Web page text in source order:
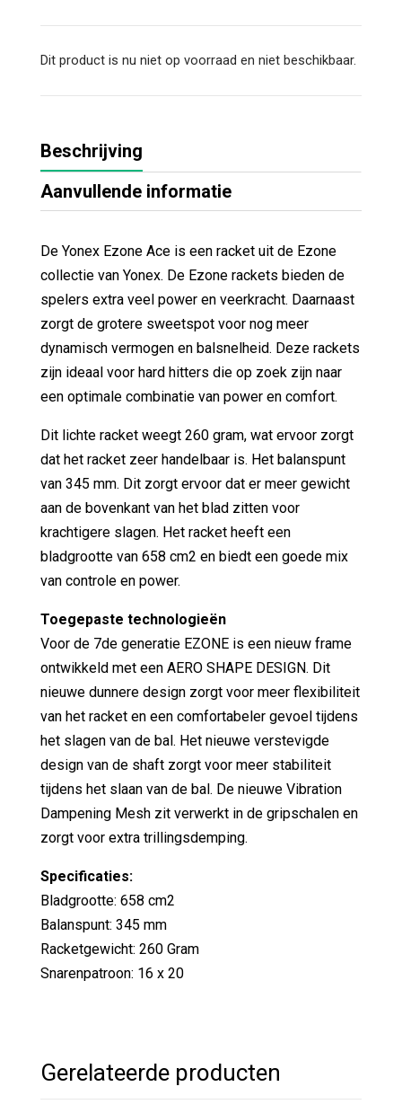
Dit product is nu niet op voorraad en niet beschikbaar.
Beschrijving
Aanvullende informatie
De Yonex Ezone Ace is een racket uit de Ezone
collectie van Yonex. De Ezone rackets bieden de
spelers extra veel power en veerkracht. Daarnaast
zorgt de grotere sweetspot voor nog meer
dynamisch vermogen en balsnelheid. Deze rackets
zijn ideaal voor hard hitters die op zoek zijn naar
een optimale combinatie van power en comfort.
Dit lichte racket weegt 260 gram, wat ervoor zorgt
dat het racket zeer handelbaar is. Het balanspunt
van 345 mm. Dit zorgt ervoor dat er meer gewicht
aan de bovenkant van het blad zitten voor
krachtigere slagen. Het racket heeft een
bladgrootte van 658 cm2 en biedt een goede mix
van controle en power.
Toegepaste technologieën
Voor de 7de generatie EZONE is een nieuw frame
ontwikkeld met een AERO SHAPE DESIGN. Dit
nieuwe dunnere design zorgt voor meer flexibiliteit
van het racket en een comfortabeler gevoel tijdens
het slagen van de bal. Het nieuwe verstevigde
design van de shaft zorgt voor meer stabiliteit
tijdens het slaan van de bal. De nieuwe Vibration
Dampening Mesh zit verwerkt in de gripschalen en
zorgt voor extra trillingsdemping.
Specificaties:
Bladgrootte: 658 cm2
Balanspunt: 345 mm
Racketgewicht: 260 Gram
Snarenpatroon: 16 x 20
Gerelateerde producten